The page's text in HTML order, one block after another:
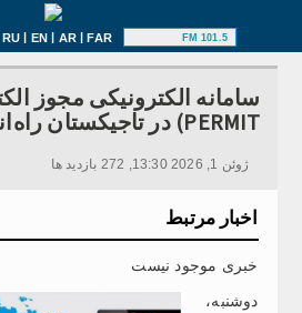
RU | EN | AR|FAR 101.5 FM
PERMIT) در تاجیکستان راه‌اندازی شد
ژوئن 1, 2026 13:30, 272 بازدید ها
اخبار مرتبط
خبری موجود نیست
دوشنبه،